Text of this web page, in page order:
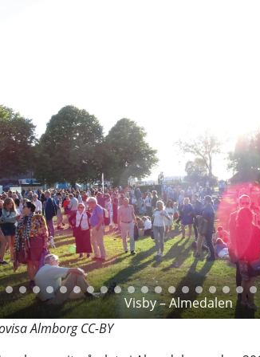
Visby – Almedalen
Almborg CC-BY